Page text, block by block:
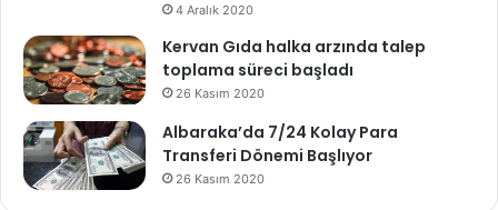
4 Aralık 2020
Kervan Gıda halka arzında talep
toplama süreci başladı
26 Kasım 2020
Albaraka’da 7/24 Kolay Para
Transferi Dönemi Başlıyor
26 Kasım 2020